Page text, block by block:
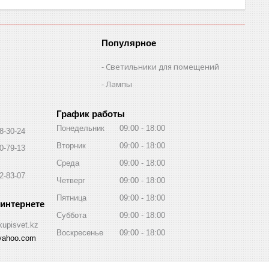
Популярное
Светильники для помещений
Лампы
30-24
79-13
83-07
График работы
Понедельник 09:00
18:00
Вторник
09:00
18:00
Среда
09:00
18:00
Четверг
09:00
18:00
Пятница
09:00
18:00
Суббота
09:00
18:00
Воскресенье
09:00 18:00